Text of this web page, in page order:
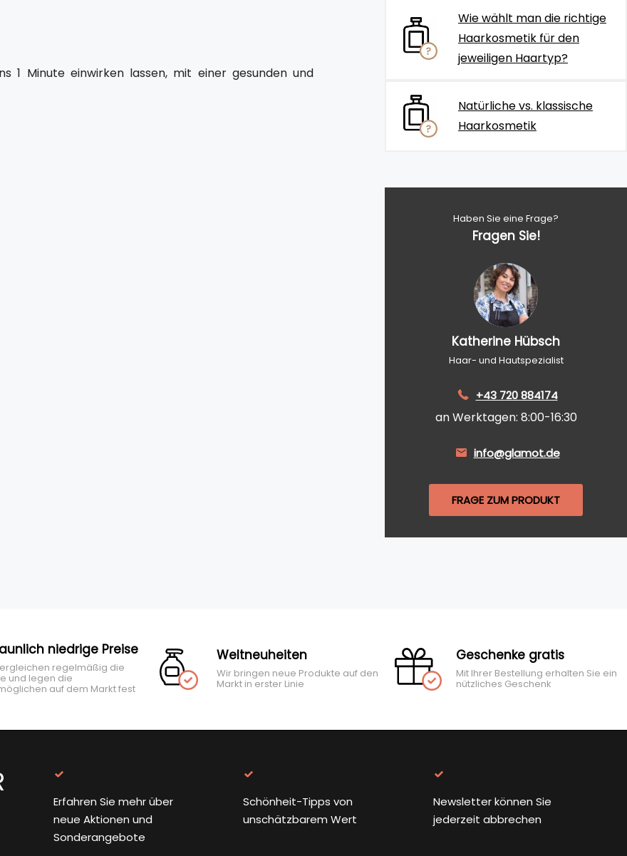
1 Minute einwirken lassen, mit einer gesunden und
Wie wählt man die richtige
Haarkosmetik für den
jeweiligen Haartyp?
Natürliche vs. klassische
Haarkosmetik
Haben Sie eine Frage?
Fragen Sie!
Katherine Hübsch
Haar- und Hautspezialist
+43 720 884174
an Werktagen: 8:00-16:30
info@glamot.de
FRAGE ZUM PRODUKT
niedrige Preise
regelmäßig die
und legen die
auf dem Markt fest
Weltneuheiten
Wir bringen neue Produkte auf den
Markt in erster Linie
Geschenke gratis
Mit Ihrer Bestellung erhalten Sie ein
nützliches Geschenk
Erfahren Sie mehr über
neue Aktionen und
Sonderangebote
Schönheit-Tipps von
unschätzbarem Wert
Newsletter können Sie
jederzeit abbrechen